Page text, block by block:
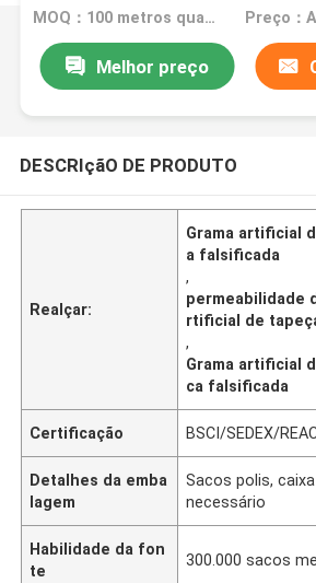
MOQ：100 metros quadrados Preço：
Melhor preço
DESCRIçãO DE PRODUTO
Realçar:
Grama artificial
a falsificada
,
permeabilidade
rtificial de
,
Grama artificial
ca falsificada
Certificação BSCI/SEDEX/
Detalhes da emba
lagem
Sacos polis,
necessário
Habilidade da fon
te
300.000 sacos